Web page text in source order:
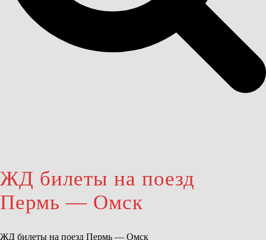
ЖД билеты на поезд
Пермь — Омск
ЖД билеты на поезд Пермь — Омск